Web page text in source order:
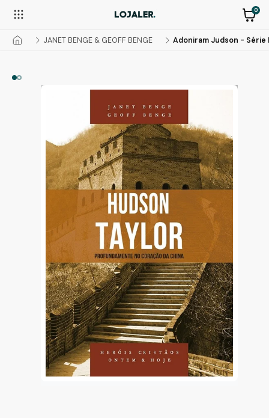
0
JANET BENGE & GEOFF BENGE Adoniram Judson - Série